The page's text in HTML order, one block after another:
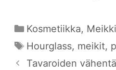
Kategoriat
Kosmetiikka, Meikki
Avainsanat
Hourglass, meikit,
Tavaroiden